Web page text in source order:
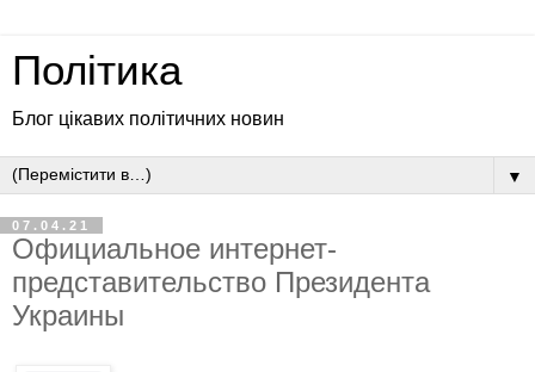
Політика
Блог цікавих політичних новин
▼
07.04.21
Официальное интернет-
представительство Президента
Украины